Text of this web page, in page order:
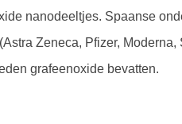
nanodeeltjes. Spaanse
Zeneca, Pfizer, Moderna,
grafeenoxide bevatten.